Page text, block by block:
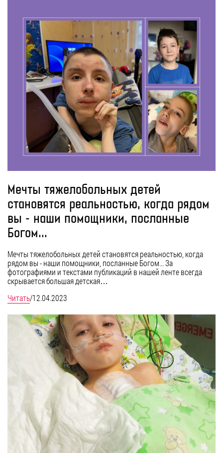
Мечты тяжелобольных детей
становятся реальностью, когда рядом
вы - наши помощники, посланные
Богом...
Мечты тяжелобольных детей становятся реальностью, когда
рядом вы - наши помощники, посланные Богом... За
фотографиями и текстами публикаций в нашей ленте всегда
скрывается большая детская…
Читать/12.04.2023